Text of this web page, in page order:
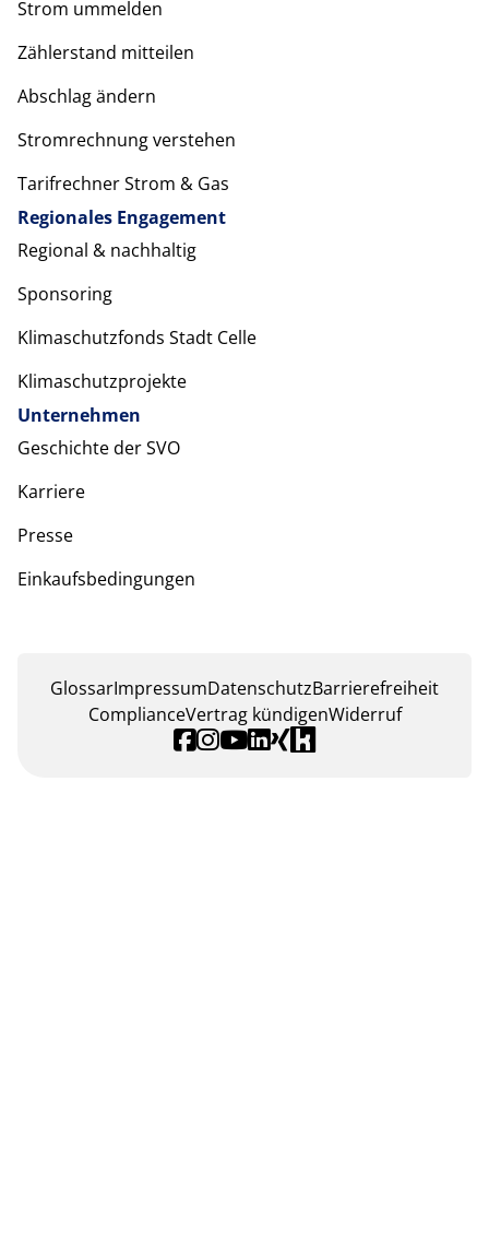
Strom ummelden
Zählerstand mitteilen
Abschlag ändern
Stromrechnung verstehen
Tarifrechner Strom & Gas
Regionales Engagement
Regional & nachhaltig
Sponsoring
Klimaschutzfonds Stadt Celle
Klimaschutzprojekte
Unternehmen
Geschichte der SVO
Karriere
Presse
Einkaufsbedingungen
GlossarImpressumDatenschutzBarrierefreiheit
ComplianceVertrag kündigenWiderruf